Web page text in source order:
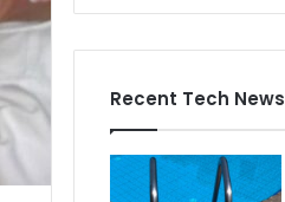
Recent Tech News